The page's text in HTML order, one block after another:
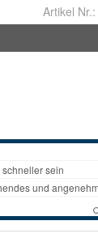
Artikel Nr.: